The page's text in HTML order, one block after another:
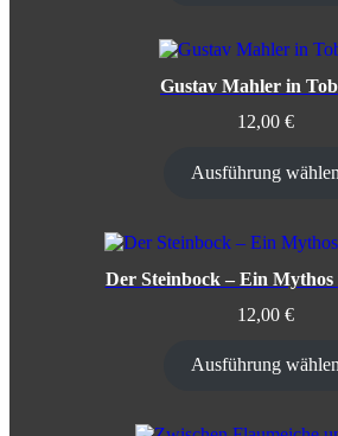
Gustav Mahler in
12,00 €
Ausführung wählen
Der Steinbock – Ein Mythos
12,00 €
Ausführung wählen